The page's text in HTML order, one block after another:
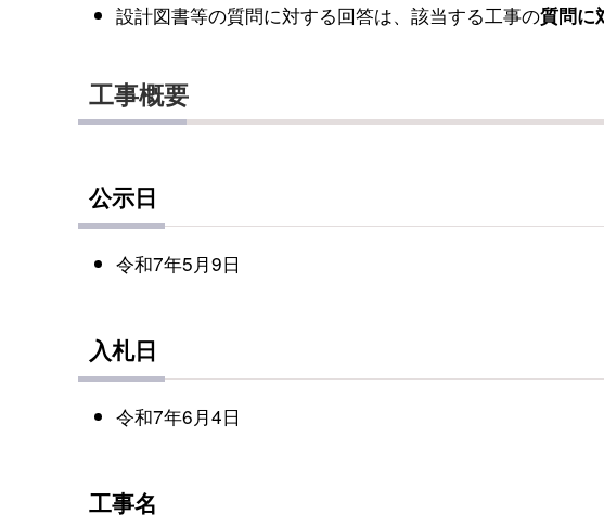
設計図書等の質問に対する回答は、該当する工事の質問に
工事概要
公示日
令和7年5月9日
入札日
令和7年6月4日
工事名